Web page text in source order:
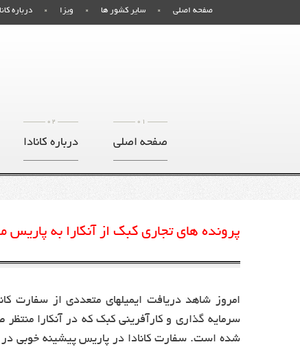
درباره ویزا سایر کشور ها صفحه اصلی
02
درباره کانادا
01
صفحه اصلی
پرونده های تجاری کبک از آنکارا به پاریس
امروز شاهد دریافت ایمیلهای متعددی از سفارت
سرمایه گذاری و کارآفرینی کبک که در آنکارا
شده است. سفارت کانادا در پاریس پیشینه خوبی